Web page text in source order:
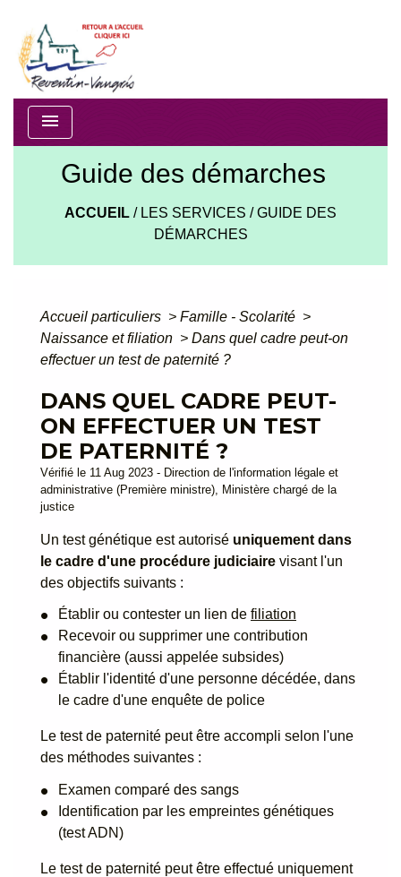
menu
Guide des démarches
ACCUEIL / LES SERVICES /GUIDE DES
DÉMARCHES
Accueil particuliers > Famille - Scolarité >
Naissance et filiation > Dans quel cadre peut-on
effectuer un test de paternité ?
DANS QUEL CADRE PEUT-
ON EFFECTUER UN TEST
DE PATERNITÉ ?
Vérifié le 11 Aug 2023 - Direction de l'information légale et
administrative (Première ministre), Ministère chargé de la
justice
Un test génétique est autorisé uniquement dans
le cadre d'une procédure judiciaire visant l'un
des objectifs suivants :
Établir ou contester un lien de filiation
Recevoir ou supprimer une contribution
financière (aussi appelée subsides)
Établir l'identité d'une personne décédée, dans
le cadre d'une enquête de police
Le test de paternité peut être accompli selon l'une
des méthodes suivantes :
Examen comparé des sangs
Identification par les empreintes génétiques
(test ADN)
Le test de paternité peut être effectué uniquement